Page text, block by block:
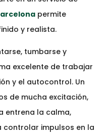
permite
y realista.
tumbarse y
excelente de trabajar
y el autocontrol. Un
de mucha excitación,
entrena la calma,
impulsos en la